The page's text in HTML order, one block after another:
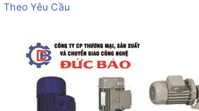
Theo Yêu Cầu